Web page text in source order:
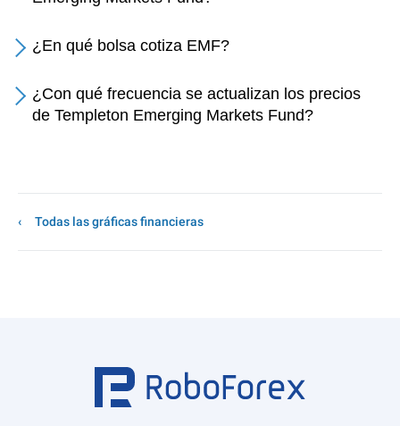
¿En qué bolsa cotiza EMF?
¿Con qué frecuencia se actualizan los precios
de Templeton Emerging Markets Fund?
Todas las gráficas financieras